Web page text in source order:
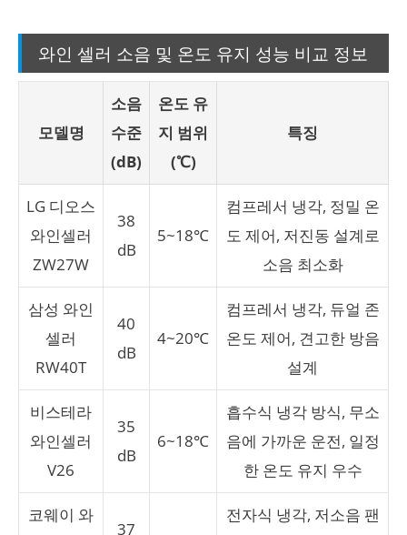
와인 셀러 소음 및 온도 유지 성능 비교 정보
모델명
소음
수준
(dB)
온도 유
지 범위
(℃)
특징
LG 디오스
와인셀러
ZW27W
38
dB
5~18℃
컴프레서 냉각, 정밀 온
도 제어, 저진동 설계로
소음 최소화
삼성 와인
셀러
RW40T
40
dB
4~20℃
컴프레서 냉각, 듀얼 존
온도 제어, 견고한 방음
설계
비스테라
와인셀러
V26
35
dB
6~18℃
흡수식 냉각 방식, 무소
음에 가까운 운전, 일정
한 온도 유지 우수
코웨이 와
37
전자식 냉각, 저소음 팬